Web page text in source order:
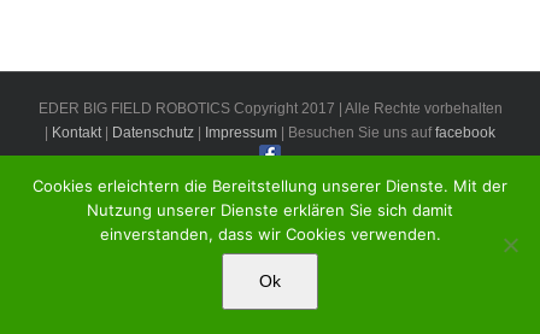
EDER BIG FIELD ROBOTICS Copyright 2017 | Alle Rechte vorbehalten
Kontakt| Datenschutz Impressum | Besuchen Sie uns auffacebook
Cookies erleichtern die Bereitstellung unserer Dienste. Mit der
Nutzung unserer Dienste erklären Sie sich damit
einverstanden, dass wir Cookies verwenden.
Ok